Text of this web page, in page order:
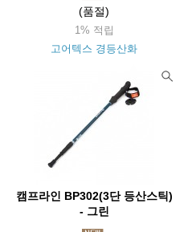
(품절)
1% 적립
고어텍스 경등산화
캠프라인 BP302(3단 등산스틱)
- 그린